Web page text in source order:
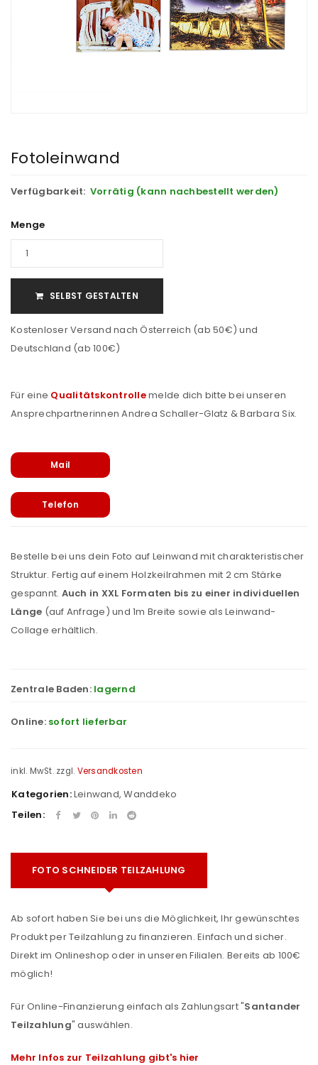
Fotoleinwand
Verfügbarkeit: Vorrätig (kann nachbestellt werden)
Menge
SELBST GESTALTEN
Kostenloser Versand nach Österreich (ab 50€) und
Deutschland (ab 100€)
Für eine Qualitätskontrollemelde dich bitte bei unseren
Ansprechpartnerinnen Andrea Schaller-Glatz & Barbara Six.
Mail
Telefon
Bestelle bei uns dein Foto auf Leinwand mit charakteristischer
Struktur. Fertig auf einem Holzkeilrahmen mit 2 cm Stärke
gespannt. Auch in XXL Formaten bis zu einer individuellen
Länge (auf Anfrage) und 1m Breite sowie als Leinwand-
Collage erhältlich.
Zentrale Baden: lagernd
Online: sofort lieferbar
inkl. MwSt. zzgl. Versandkosten
Kategorien:Leinwand,Wanddeko
Teilen:
FOTO SCHNEIDER TEILZAHLUNG
Ab sofort haben Sie bei uns die Möglichkeit, Ihr gewünschtes
Produkt per Teilzahlung zu finanzieren. Einfach und sicher.
Direkt im Onlineshop oder in unseren Filialen. Bereits ab 100€
möglich!
Für Online-Finanzierung einfach als Zahlungsart "Santander
Teilzahlung" auswählen.
Mehr Infos zur Teilzahlung gibt's hier